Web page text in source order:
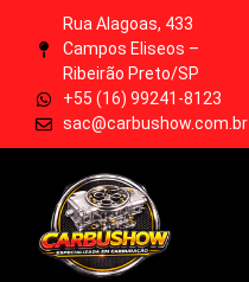
Rua Alagoas, 433
Campos Eliseos –
Ribeirão Preto/SP
+55 (16) 99241-8123
sac@carbushow.com.br